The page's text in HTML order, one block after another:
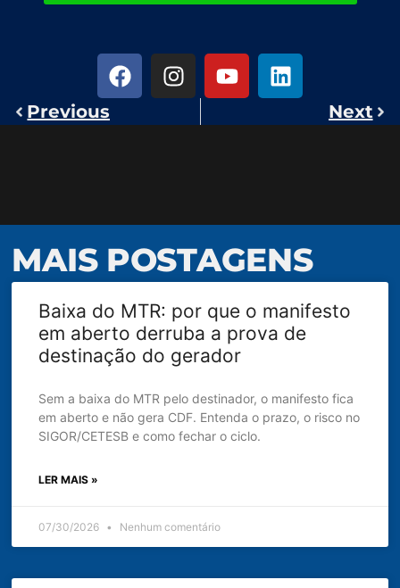
Previous Next
MAIS POSTAGENS
Baixa do MTR: por que o manifesto
em aberto derruba a prova de
destinação do gerador
Sem a baixa do MTR pelo destinador, o manifesto fica
em aberto e não gera CDF. Entenda o prazo, o risco no
SIGOR/CETESB e como fechar o ciclo.
LER MAIS »
07/30/2026 Nenhum comentário